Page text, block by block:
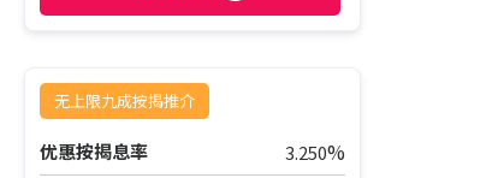
无上限九成按揭推介
优惠按揭息率 3.250%